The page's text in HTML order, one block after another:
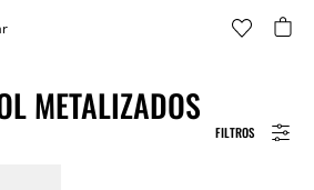
FILTROS
METALIZADOS